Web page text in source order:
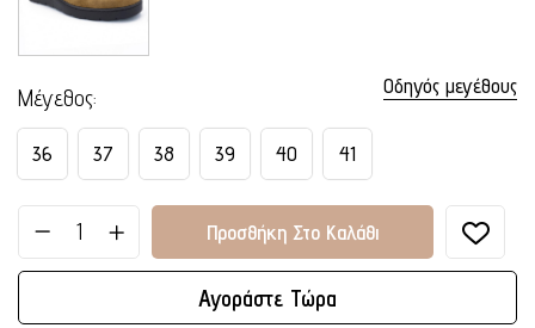
Οδηγός μεγέθους
Μέγεθος
36 37 38 39 40 41
Προσθήκη Στο Καλάθι
Αγοράστε Τώρα